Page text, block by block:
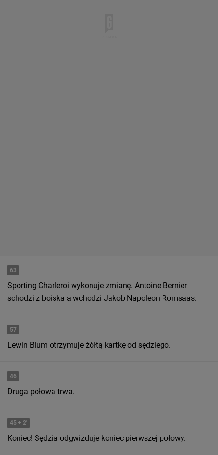
63
Sporting Charleroi wykonuje zmianę. Antoine Bernier
schodzi z boiska a wchodzi Jakob Napoleon Romsaas.
57
Lewin Blum otrzymuje żółtą kartkę od sędziego.
46
Druga połowa trwa.
45 + 2'
Koniec! Sędzia odgwizduje koniec pierwszej połowy.